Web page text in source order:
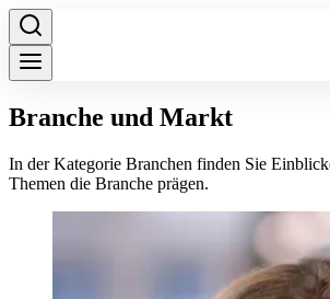
Branche und Markt
In der Kategorie Branchen finden Sie
Themen die Branche prägen.